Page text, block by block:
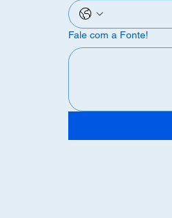
Fale com a Fonte!